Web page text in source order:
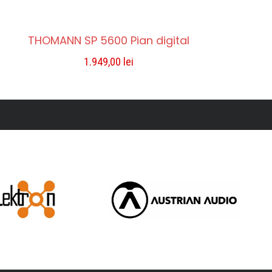
THOMANN SP 5600 Pian digital
1.949,00 lei
ADAUGĂ ÎN COȘ
Compara Lista De Dorințe